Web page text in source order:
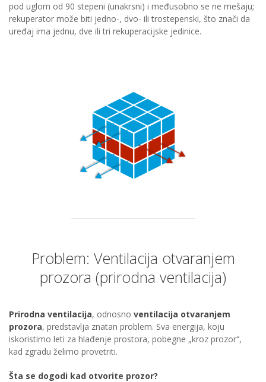
pod uglom od 90 stepeni (unakrsni) i međusobno se ne mešaju;
rekuperator može biti jedno-, dvo- ili trostepenski, što znači da
uređaj ima jednu, dve ili tri rekuperacijske jedinice.
Problem: Ventilacija otvaranjem
prozora (prirodna ventilacija)
Prirodna ventilacija, odnosno ventilacija otvaranjem
prozora, predstavlja znatan problem. Sva energija, koju
iskoristimo leti za hlađenje prostora, pobegne „kroz prozor“,
kad zgradu želimo provetriti.
Šta se dogodi kad otvorite prozor?